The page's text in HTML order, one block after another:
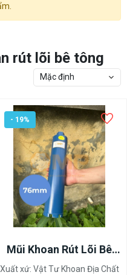
rút lõi bê tông
Mặc định
- 19%
Mũi Khoan Rút Lõi Bê
Tông 76mm
Xuất xứ: Vật Tư Khoan Địa Chất